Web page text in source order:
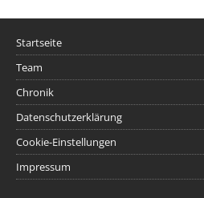
Startseite
Team
Chronik
Datenschutzerklärung
Cookie-Einstellungen
Impressum